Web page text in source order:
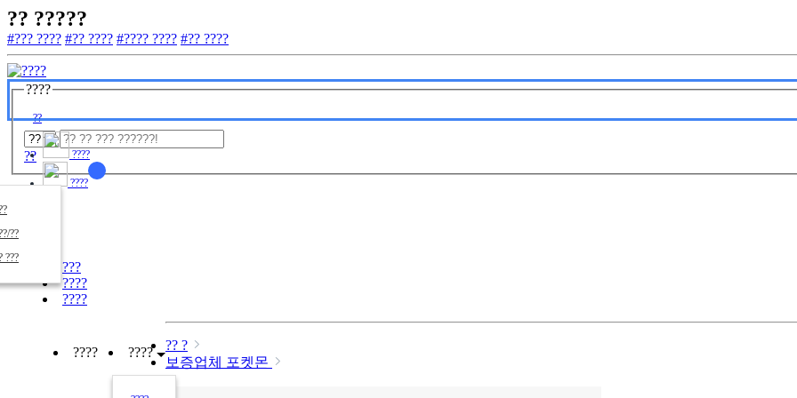
?? ?????
#??? ???? #?? ???? #???? ???? #?? ????
????
??
?? ????
??
???
????
????
???
????
????
???? ????
?? ?
보증업체 포켓몬